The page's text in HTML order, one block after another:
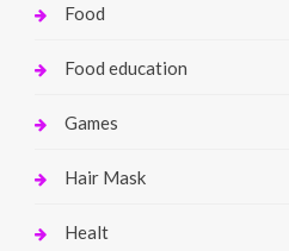
Food
Food education
Games
Hair Mask
Healt